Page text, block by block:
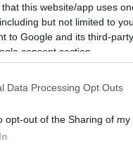
that this website/app uses
but not limited to
to Google and its third-
consent section.
Data Processing Opt Outs
opt-out of the Sharing of my